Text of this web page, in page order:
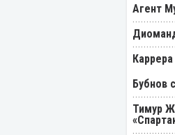
Агент
Бубнов
Тимур